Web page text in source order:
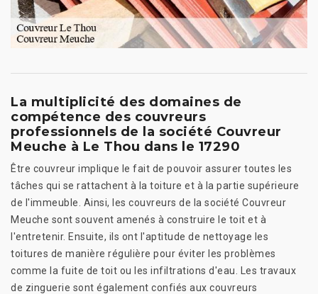
La multiplicité des domaines de
compétence des couvreurs
professionnels de la société Couvreur
Meuche à Le Thou dans le 17290
Être couvreur implique le fait de pouvoir assurer toutes les
tâches qui se rattachent à la toiture et à la partie supérieure
de l'immeuble. Ainsi, les couvreurs de la société Couvreur
Meuche sont souvent amenés à construire le toit et à
l'entretenir. Ensuite, ils ont l'aptitude de nettoyage les
toitures de manière régulière pour éviter les problèmes
comme la fuite de toit ou les infiltrations d'eau. Les travaux
de zinguerie sont également confiés aux couvreurs